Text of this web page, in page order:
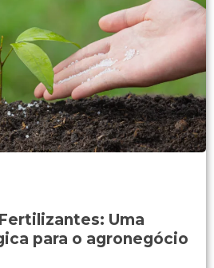
Uma
para o agronegócio